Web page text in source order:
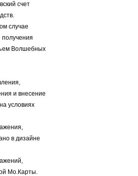
счет
случае
Волшебных
и внесение
условиях
в дизайне
Мо.Карты.